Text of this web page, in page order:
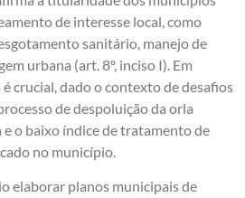
de interesse local, como
sanitário, manejo de
urbana (art. 8º, inciso I). Em
crucial, dado o contexto de desafios
de despoluição da orla
e o baixo índice de tratamento de
no município.
elaborar planos municipais de